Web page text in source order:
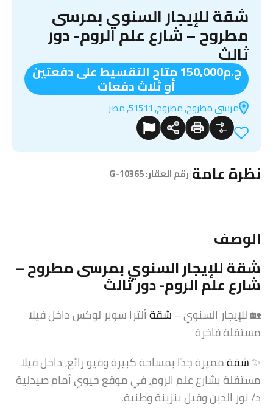
شقة للإيجار السنوي بمرسى
مطروح – شارع علم الروم- دور
ثالث
ج.م150,000 متاح التقسيط على دفعتين
أو ثلاث دفعات
مرسى مطروح, مطروح, 51511, مصر
نظرة عامة رقم العقار:G-10365
الوصف
شقةللإيجار السنوي بمرسى مطروح –
شارع علم الروم- دور ثالث
🏡 للإيجار السنوي –شقةألترا سوبر لوكس داخل فيلا
مستقلة فاخرة
✨شقةمميزة جدًا بمساحة كبيرة وفيو رائع، داخل فيلا
مستقلة بشارع علم الروم، في موقع حيوي أمام صيدلية
د/ نور الدين وقبل بنزينة وطنية.